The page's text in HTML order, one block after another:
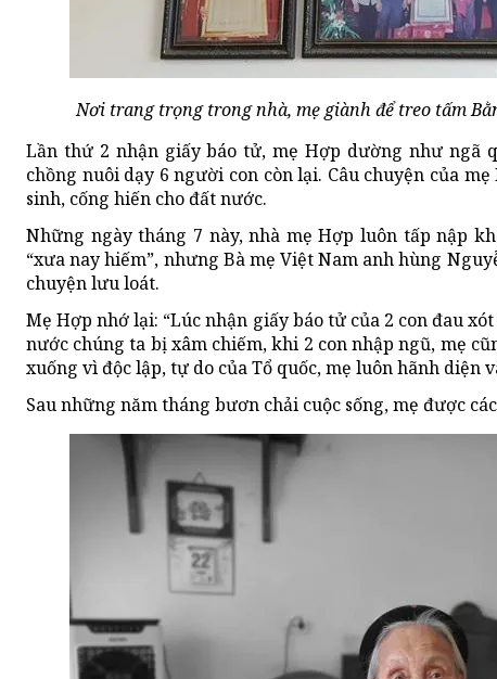
Nơi trang trọng trong nhà, mẹ giành để treo tấm
Lần thứ 2 nhận giấy báo tử, mẹ Hợp dường như ngã
chồng nuôi dạy 6 người con còn lại. Câu chuyện của
sinh, cống hiến cho đất nước.
Những ngày tháng 7 này, nhà mẹ Hợp luôn tấp nập
“xưa nay hiếm”, nhưng Bà mẹ Việt Nam anh hùng
chuyện lưu loát.
Mẹ Hợp nhớ lại: “Lúc nhận giấy báo tử của 2 con đau
nước chúng ta bị xâm chiếm, khi 2 con nhập ngũ, mẹ
xuống vì độc lập, tự do của Tổ quốc, mẹ luôn hãnh diện
Sau những năm tháng bươn chải cuộc sống, mẹ được